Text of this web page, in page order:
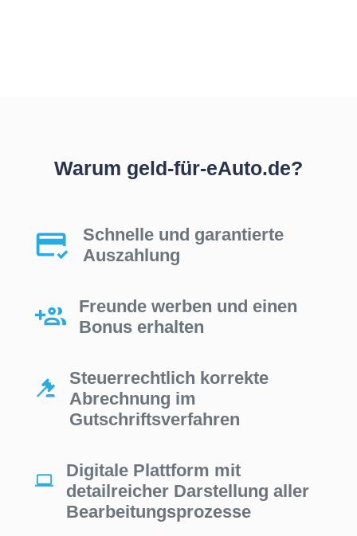
Warum geld-für-eAuto.de?
Schnelle und garantierte
Auszahlung
Freunde werben und einen
Bonus erhalten
Steuerrechtlich korrekte
Abrechnung im
Gutschriftsverfahren
Digitale Plattform mit
detailreicher Darstellung aller
Bearbeitungsprozesse